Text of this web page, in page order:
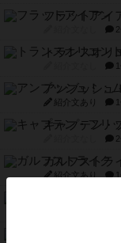
フラットアイ
トランスオリ
アンブッシュ
紹介文あり
キャプテン・
ガルフストラ
紹介文あり
エコーズ・オ